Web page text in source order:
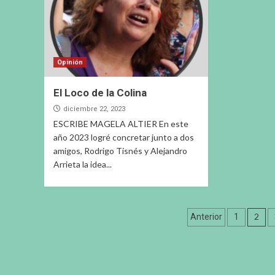
Opinión
El Loco de la Colina
diciembre 22, 2023
ESCRIBE MAGELA ALTIER En este
año 2023 logré concretar junto a dos
amigos, Rodrigo Tisnés y Alejandro
Arrieta la idea...
Anterior 1 2